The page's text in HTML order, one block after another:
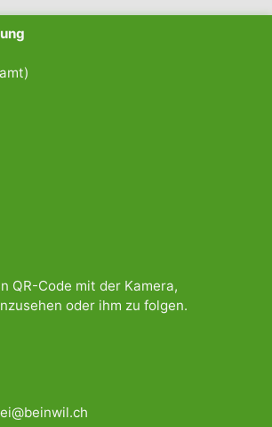
QR-Code mit der Kamera,
oder ihm zu folgen.